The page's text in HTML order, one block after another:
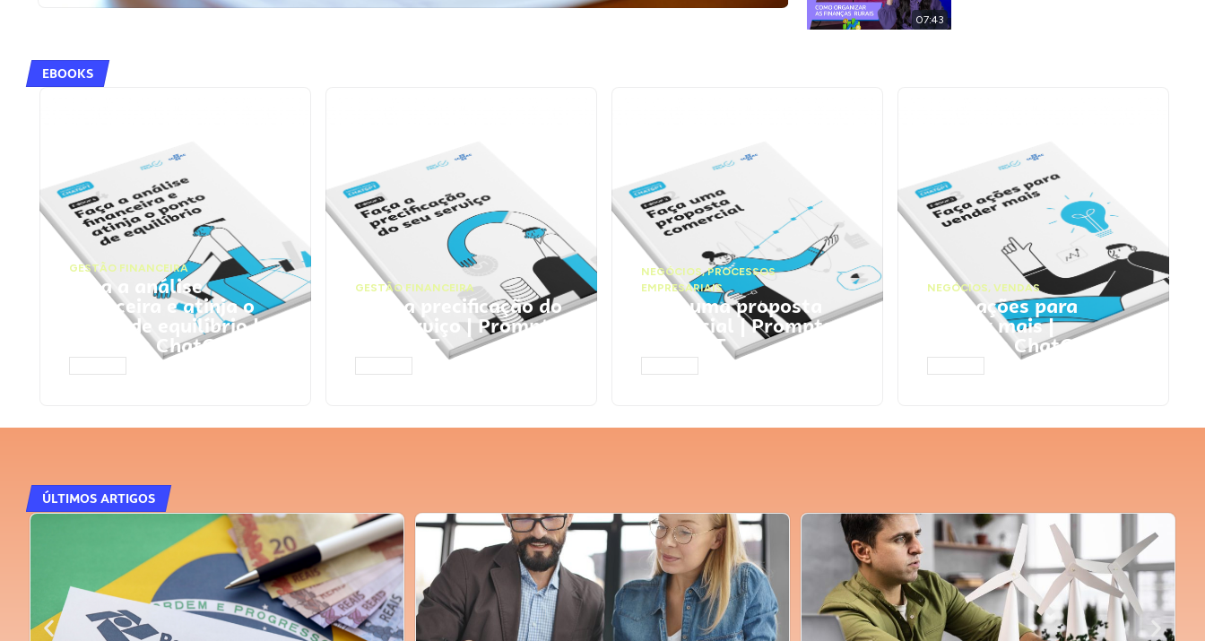
07:43
EBOOKS
GESTÃO FINANCEIRA
Faça a análise
financeira e atinja o
ponto de equilíbrio |
Prompts ChatGPT
GESTÃO FINANCEIRA
Faça a precificação do
seu serviço | Prompts
ChatGPT
NEGÓCIOS,PROCESSOS
EMPRESARIAIS
Faça uma proposta
comercial | Prompts
ChatGPT
NEGÓCIOS, VENDAS
Faça ações para
vender mais |
Prompts ChatGPT
ÚLTIMOS ARTIGOS